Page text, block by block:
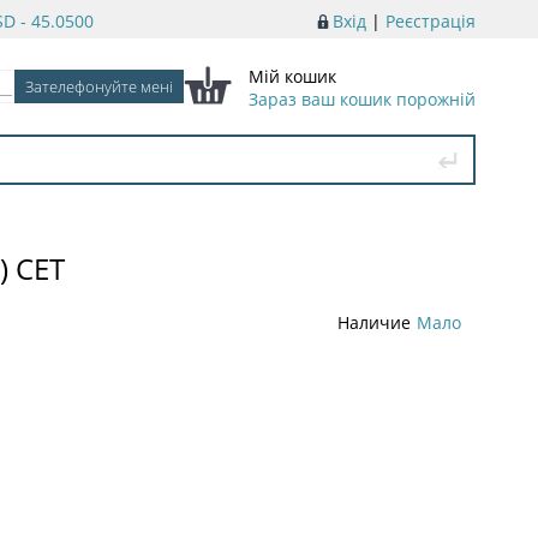
Вхід | Реєстрація
- 45.0500
Мій кошик
Зараз ваш кошик порожній
CET
Наличие Мало